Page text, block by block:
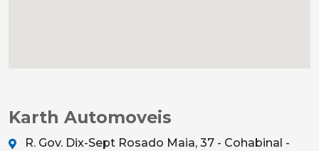
Karth Automoveis
R. Gov. Dix-Sept Rosado Maia, 37 - Cohabinal -